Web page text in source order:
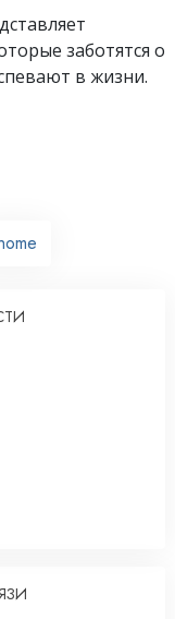
заботятся о
в жизни.